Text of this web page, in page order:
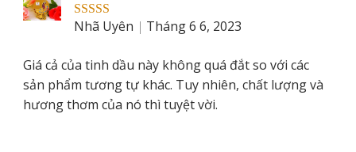
Rated5out
Nhã Uyên
Tháng 6 6, 2023
Giá cả của tinh dầu này không quá đắt so với các
sản phẩm tương tự khác. Tuy nhiên, chất lượng và
hương thơm của nó thì tuyệt vời.